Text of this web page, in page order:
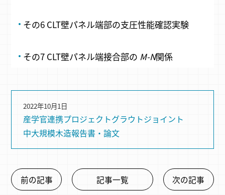
その6 CLT壁パネル端部の支圧性能確認実験
その7 CLT壁パネル端接合部の M-N関係
産学官連携プロジェクトグラウトジョイント
中大規模木造報告書・論文
2022年10月1日
前の記事 記事一覧 次の記事